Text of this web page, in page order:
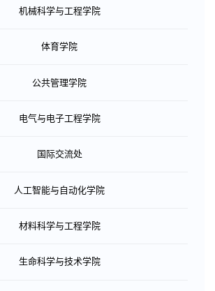
机械科学与工程学院
体育学院
公共管理学院
电气与电子工程学院
国际交流处
人工智能与自动化学院
材料科学与工程学院
生命科学与技术学院